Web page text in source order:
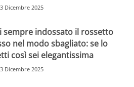
Dicembre 2025
sempre indossato il rossetto
nel modo sbagliato: se lo
così sei elegantissima
Dicembre 2025